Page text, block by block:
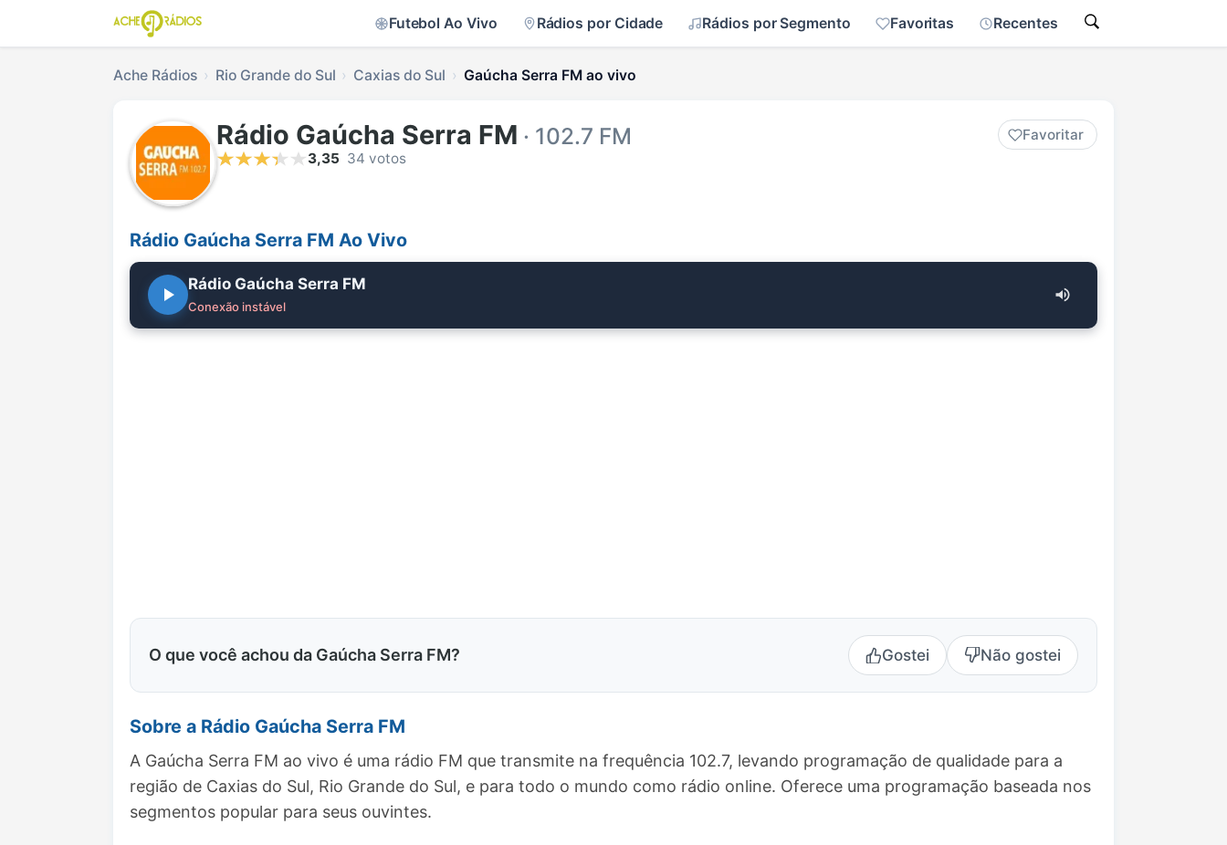
Futebol Ao Vivo Rádios por Cidade Rádios por Segmento Favoritas Recentes
Ache Rádios Rio Grande do Sul Caxias do Sul Gaúcha Serra FM ao vivo
Rádio Gaúcha Serra FM · 102.7 FM
Favoritar
3,35 34 votos
Rádio Gaúcha Serra FM Ao Vivo
Rádio Gaúcha Serra FM
Conexão instável
O que você achou da Gaúcha Serra FM? Gostei Não gostei
Sobre a Rádio Gaúcha Serra FM
A Gaúcha Serra FM ao vivo é uma rádio FM que transmite na frequência 102.7, levando programação de qualidade para a
região de Caxias do Sul, Rio Grande do Sul, e para todo o mundo como rádio online. Oferece uma programação baseada nos
segmentos popular para seus ouvintes.